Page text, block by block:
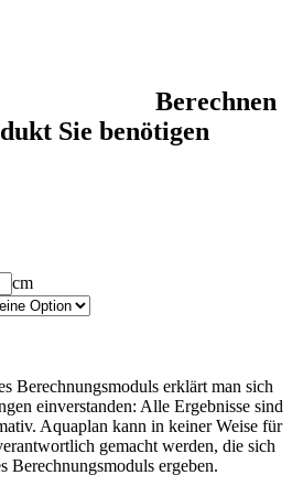
Berechnen
Sie benötigen
cm
Berechnungsmoduls erklärt man sich
einverstanden: Alle Ergebnisse sind
Aquaplan kann in keiner Weise für
gemacht werden, die sich
Berechnungsmoduls ergeben.